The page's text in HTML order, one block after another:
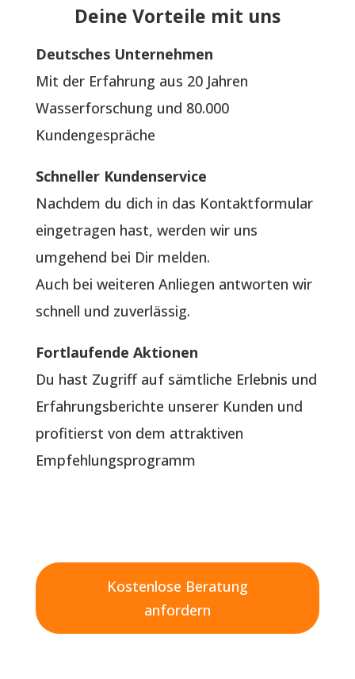
Deine Vorteile mit uns
Deutsches Unternehmen
Mit der Erfahrung aus 20 Jahren
Wasserforschung und 80.000
Kundengespräche
Schneller Kundenservice
Nachdem du dich in das Kontaktformular
eingetragen hast, werden wir uns
umgehend bei Dir melden.
Auch bei weiteren Anliegen antworten wir
schnell und zuverlässig.
Fortlaufende Aktionen
Du hast Zugriff auf sämtliche Erlebnis und
Erfahrungsberichte unserer Kunden und
profitierst von dem attraktiven
Empfehlungsprogramm
Kostenlose Beratung
anfordern